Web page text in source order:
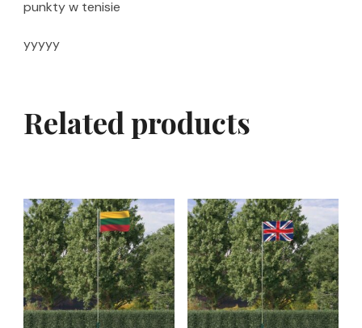
punkty w tenisie
yyyyy
Related products